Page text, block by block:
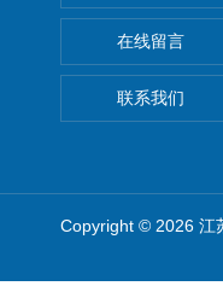
在线留言
联系我们
Copyright © 2026 江